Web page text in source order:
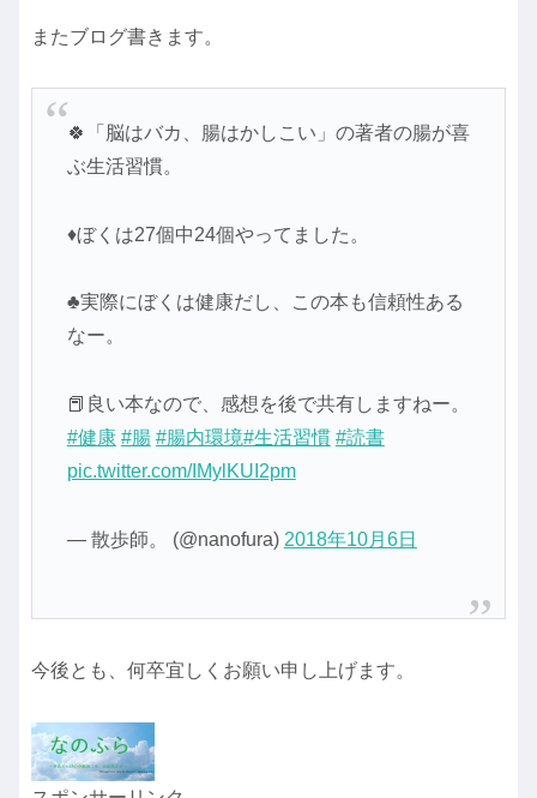
またブログ書きます。
🍀「脳はバカ、腸はかしこい」の著者の腸が喜
ぶ生活習慣。
♦ぼくは27個中24個やってました。
♣実際にぼくは健康だし、この本も信頼性ある
なー。
📕良い本なので、感想を後で共有しますねー。
#健康 #腸 #腸内環境#生活習慣 #読書
pic.twitter.com/IMylKUI2pm
— 散歩師。 (@nanofura) 2018年10月6日
今後とも、何卒宜しくお願い申し上げます。